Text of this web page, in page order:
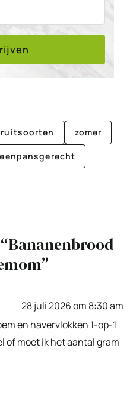
zomer
eenpansgerecht
28 juli 2026 om 8:30 am
en havervlokken 1-op-1
of moet ik het aantal gram